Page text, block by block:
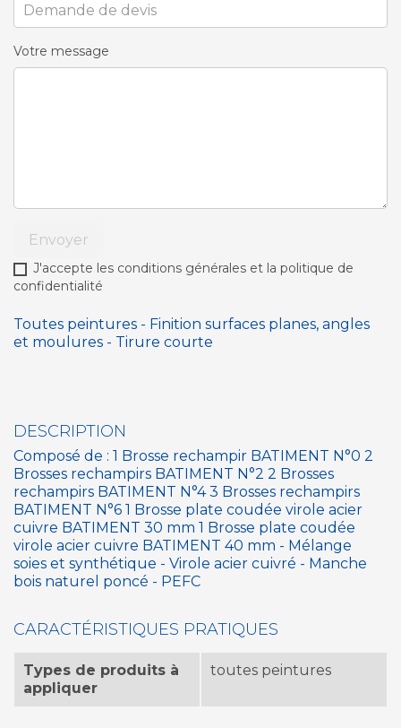
Votre message
Envoyer
J'accepte les conditions générales et la politique de
confidentialité
Toutes peintures - Finition surfaces planes, angles
et moulures - Tirure courte
DESCRIPTION
Composé de : 1 Brosse rechampir BATIMENT N°0 2
Brosses rechampirs BATIMENT N°2 2 Brosses
rechampirs BATIMENT N°4 3 Brosses rechampirs
BATIMENT N°6 1 Brosse plate coudée virole acier
cuivre BATIMENT 30 mm 1 Brosse plate coudée
virole acier cuivre BATIMENT 40 mm - Mélange
soies et synthétique - Virole acier cuivré - Manche
bois naturel poncé - PEFC
CARACTÉRISTIQUES PRATIQUES
Types de produits à
appliquer
toutes peintures